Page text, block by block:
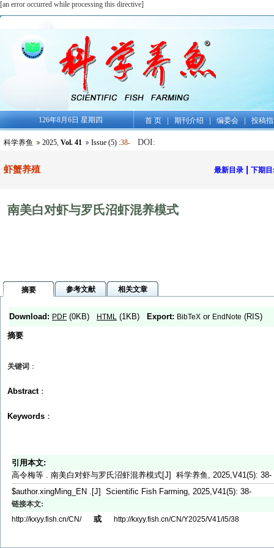
[an error occurred while processing this directive]
126年8月6日 星期四 首 页| 期刊介绍 | 编委会 | 投稿
科学养鱼 2025, Vol. 41 Issue (5) :38- DOI:
虾蟹养殖 最新目录 | 下期
南美白对虾与罗氏沼虾混养模式
摘要 参考文献 相关文章
Download: PDF (0KB) HTML (1KB) Export: BibTeX or EndNote (RIS)
摘要
关键词 ：
Abstract：
Keywords ：
引用本文:
高令梅等 . 南美白对虾与罗氏沼虾混养模式[J] 科学养鱼, 2025,V41(5): 38-
$author.xingMing_EN .[J] Scientific Fish Farming, 2025,V41(5): 38-
链接本文:
http://kxyy.fish.cn/CN/
或 http://kxyy.fish.cn/CN/Y2025/V41/I5/38